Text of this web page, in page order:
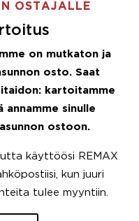
OSTAJALLE
on mutkaton ja
osto. Saat
kartoitamme
sinulle
ostoon.
käyttöösi REMAX
kun juuri
tulee myyntiin.